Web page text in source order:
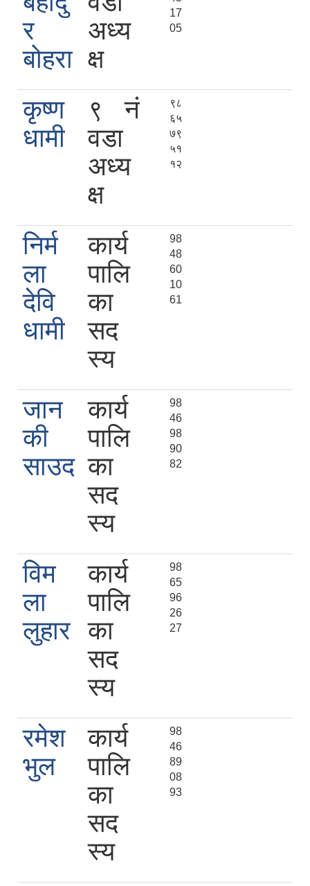
र
बोहरा
अध्य
क्ष
17
05
कृष्ण
धामी
९ नं
वडा
अध्य
क्ष
९८
६५
७९
५१
१२
निर्म
ला
देवि
धामी
कार्य
पालि
का
सद
स्य
98
48
60
10
61
जान
की
साउद
कार्य
पालि
का
सद
स्य
98
46
98
90
82
विम
ला
लुहार
कार्य
पालि
का
सद
स्य
98
65
96
26
27
रमेश
भुल
कार्य
पालि
का
सद
स्य
98
46
89
08
93